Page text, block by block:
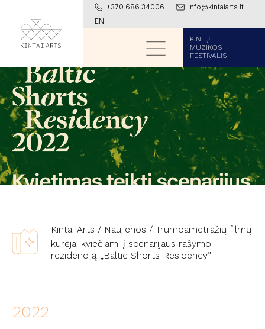
+370 686 34006
info@kintaiarts.lt
EN
KINTŲ
MUZIKOS
FESTIVALIS
Kintai Arts / Naujienos / Trumpametražių filmų
kūrėjai kviečiami į scenarijaus rašymo
rezidenciją „Baltic Shorts Residency”
2022